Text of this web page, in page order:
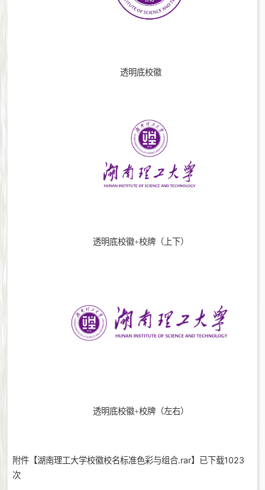
透明底校徽
透明底校徽+校牌（上下）
透明底校徽+校牌（左右）
附件【湖南理工大学校徽校名标准色彩与组合.rar】已下载1023
次